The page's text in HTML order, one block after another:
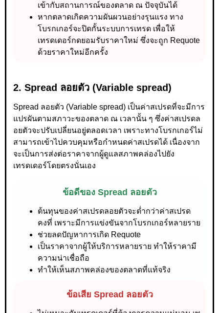
เข้ากับสถานการณ์ของตลาด ณ ปัจจุบันได้
หากตลาดเกิดความผันผวนอย่างรุนแรง ทาง
โบรกเกอร์จะปิดกั้นระบบการเทรด เพื่อให้
เทรดเดอร์กดยอมรับราคาใหม่ ซึ่งจะถูก Requote
ด้วยราคาใหม่อีกครั้ง
2. Spread ลอยตัว (Variable spread)
Spread ลอยตัว (Variable spread) เป็นค่าสเปรดที่จะมีการ
แปรผันตามสภาวะของตลาด ณ เวลานั้น ๆ ซึ่งค่าสเปรดล
อยตัวจะปรับเปลี่ยนอยู่ตลอดเวลา เพราะทางโบรกเกอร์ไม่
สามารถเข้าไปควบคุมหรือกำหนดค่าสเปรดได้ เนื่องจาก
จะเป็นการส่งต่อราคาจากผู้ดูแลสภาพคล่องไปยัง
เทรดเดอร์โดยตรงนั่นเอง
ข้อดีของ Spread ลอยตัว
ต้นทุนของค่าสเปรดลอยตัวจะต่ำกว่าค่าสเปรด
คงที่ เพราะมีการแข่งขันจากโบรกเกอร์หลายราย
ช่วยลดปัญหาการเกิด Requote
เป็นราคาจากผู้ให้บริการหลายราย ทำให้ราคามี
ความน่าเชื่อถือ
ทำให้เห็นสภาพคล่องของตลาดที่แท้จริง
ข้อเสีย Spread ลอยตัว